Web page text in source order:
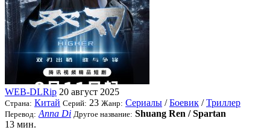
WEB-DLRip 20 август 2025
Страна: Китай Серий: 23 Жанр: Сериалы /Боевик /Триллер
Перевод: Anna Di Другое название: Shuang Ren / Spartan
13 мин.